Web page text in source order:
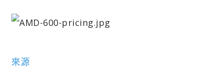
來源